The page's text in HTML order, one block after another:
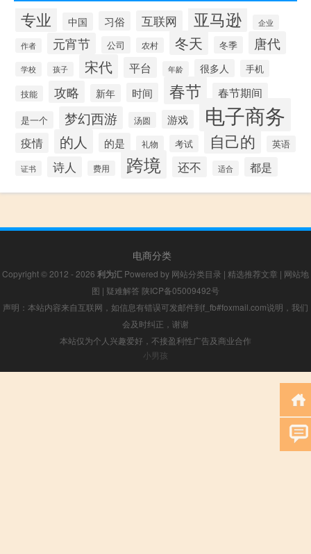
专业 中国 习俗 互联网 亚马逊 企业
作者 元宵节 公司 农村 冬天 冬季 唐代
学校 孩子 宋代 平台 年龄 很多人 手机
技能 攻略 新年 时间 春节 春节期间
是一个 梦幻西游 汤圆 游戏 电子商务
疫情 的人 的是 礼物 考试 自己的 英语
证书 诗人 费用 跨境 还不 适合 都是
电商分类
Copyright © 2012 - 2026 利为汇 Powered by 网站分类目录 | 精选推荐文章 | 网站地
图 | 疑难解答 陕ICP备05009492号
声明：本站内容来自互联网，如信息有错误可发邮件到f_fb#foxmail.com说明，我们
会及时纠正，谢谢
本站仅为个人兴趣爱好，不接盈利性广告及商业合作
小男孩